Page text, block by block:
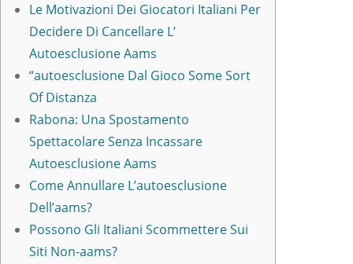
Le Motivazioni Dei Giocatori Italiani Per
Decidere Di Cancellare L’
Autoesclusione Aams
“autoesclusione Dal Gioco Some Sort
Of Distanza
Rabona: Una Spostamento
Spettacolare Senza Incassare
Autoesclusione Aams
Come Annullare L’autoesclusione
Dell’aams?
Possono Gli Italiani Scommettere Sui
Siti Non-aams?